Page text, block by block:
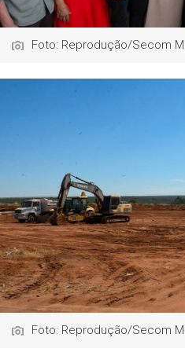
Foto: Reprodução/Secom
Foto: Reprodução/Secom